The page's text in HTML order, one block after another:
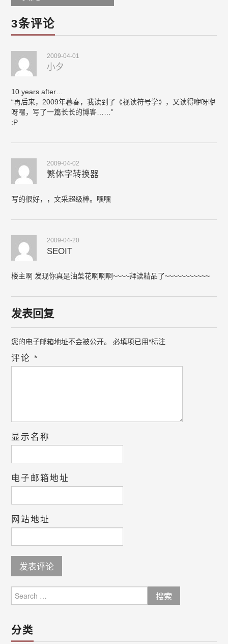
3条评论
2009-04-01
小夕
10 years after…
“再后来，2009年暮春，我读到了《视读符号学》，又读得咿呀咿
呀嘿，写了一篇长长的博客……”
:P
2009-04-02
繁体字转换器
写的很好，，文采超级棒。嘿嘿
2009-04-20
SEOIT
楼主啊 发现你真是油菜花啊啊啊~~~~拜读精品了~~~~~~~~~~~
发表回复
您的电子邮箱地址不会被公开。 必填项已用*标注
评论*
显示名称
电子邮箱地址
网站地址
for:
分类